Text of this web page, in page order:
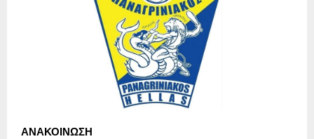
ΑΝΑΚΟΙΝΩΣΗ